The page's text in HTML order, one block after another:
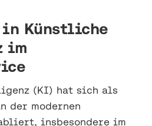
Künstliche
im
(KI) hat sich als
der modernen
insbesondere im